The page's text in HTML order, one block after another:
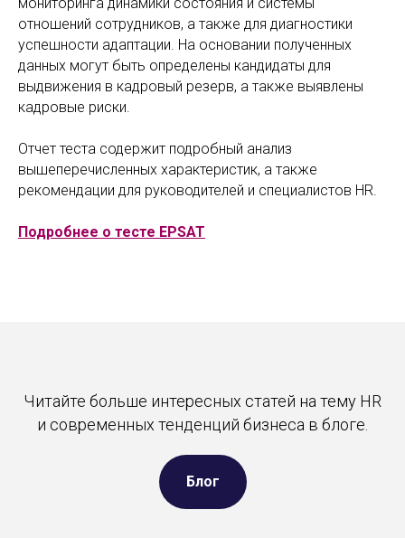
отношений сотрудников, а также для диагностики
успешности адаптации. На основании полученных
данных могут быть определены кандидаты для
выдвижения в кадровый резерв, а также выявлены
кадровые риски.
Отчет теста содержит подробный анализ
вышеперечисленных характеристик, а также
рекомендации для руководителей и специалистов HR.
Подробнее о тесте EPSAT
Читайте больше интересных статей на тему HR
и современных тенденций бизнеса в блоге.
Блог